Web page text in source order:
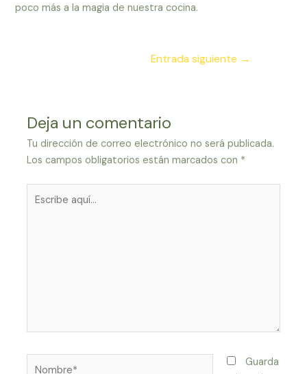
poco más a la magia de nuestra cocina.
Entrada siguiente →
Deja un comentario
Tu dirección de correo electrónico no será publicada.
Los campos obligatorios están marcados con *
Guarda